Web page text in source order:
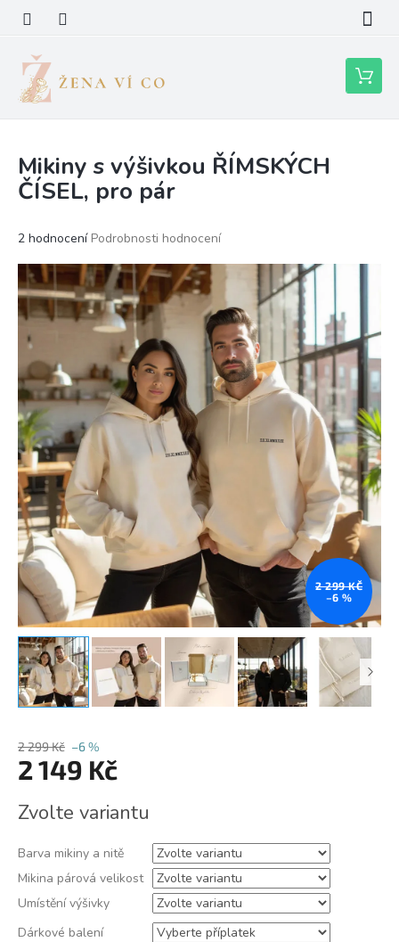
obsah
Nákupní
košík
Mikiny s výšivkou ŘÍMSKÝCH
ČÍSEL, pro pár
Průměrné
produktu
je
5,0
z
2 hodnocení Podrobnosti hodnocení
2 299 KČ
–6 %
2 299 Kč –6 %
2 149 Kč
cena:
Zvolte variantu
Barva mikiny a nitě
Mikina párová velikost
Umístění výšivky
Dárkové balení